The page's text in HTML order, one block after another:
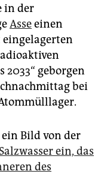
in der
Asseeinen
eingelagerten
2033“ geborgen
bei
Bild von der
ein, das
des